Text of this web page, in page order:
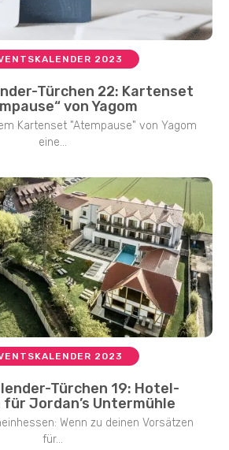
2023
Türchen 22: Kartenset
von Yagom
Kartenset "Atempause" von Yagom
eine...
2023
Türchen 19: Hotel-
für Jordan’s Untermühle
Wenn zu deinen Vorsätzen
für...